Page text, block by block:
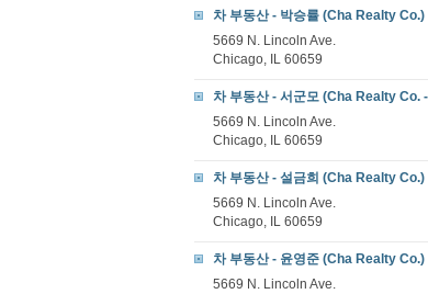
차 부동산 - 박승률 (Cha Realty Co.)
5669 N. Lincoln Ave.
Chicago, IL 60659
차 부동산 - 서군모 (Cha Realty Co.
5669 N. Lincoln Ave.
Chicago, IL 60659
차 부동산 - 설금희 (Cha Realty Co.)
5669 N. Lincoln Ave.
Chicago, IL 60659
차 부동산 - 윤영준 (Cha Realty Co.)
5669 N. Lincoln Ave.